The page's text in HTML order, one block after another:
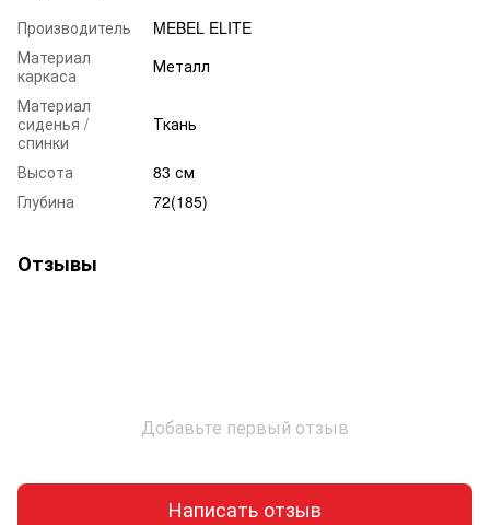
Производитель
MEBEL ELITE
Материал
каркаса
Металл
Материал
сиденья /
спинки
Ткань
Высота
83 см
Глубина
72(185)
Отзывы
Добавьте первый отзыв
Написать отзыв